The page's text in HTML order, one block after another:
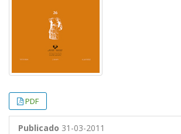
PDF
Publicado 31-03-2011